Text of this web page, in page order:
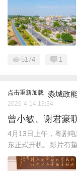
5174 1
点击重新加载 淼城政
2026-4-14 13:34
曾小敏、谢君豪
4月13日上午，粤剧
东正式开机。影片有